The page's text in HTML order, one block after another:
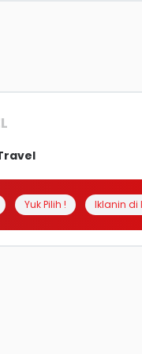
Yuk Pilih ! Iklanin di